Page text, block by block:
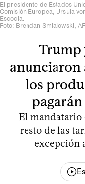
El presidente de Estados
Comisión Europea, Ursula
Escocia.
Foto: Brendan Smialowski,
Trump
anunciaron
los
pagarán
El mandatario
resto de las
excepción